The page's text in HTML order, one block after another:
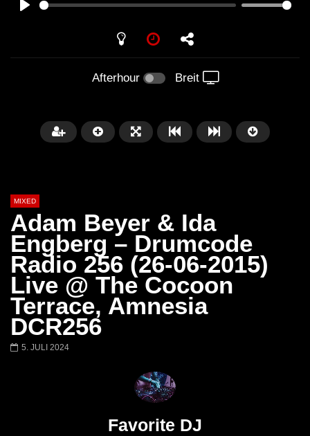
Afterhour Breit
Später
Barbara Lago @ Kappa
FuturFestival 2024
THEMBA @
FESTIVAL
MIXED
Adam Beyer & Ida
Engberg – Drumcode
Radio 256 (26-06-2015)
Live @ The Cocoon
Terrace, Amnesia
DCR256
5. JULI 2024
Favorite DJ